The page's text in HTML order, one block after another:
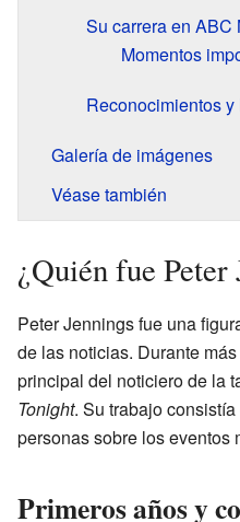
Su carrera en ABC
Momentos
Reconocimientos
Galería de imágenes
Véase también
¿Quién fue Peter
Peter Jennings fue una
de las noticias. Durante
principal del noticiero de la
Tonight. Su trabajo
personas sobre los eventos
Primeros años y